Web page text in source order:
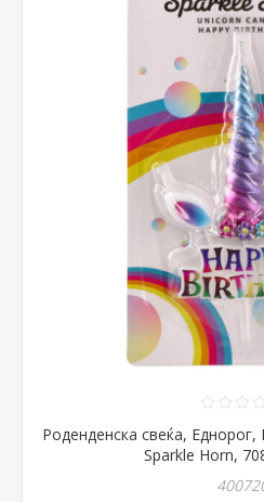
Роденденска свеќа,
Sparkle Horn,